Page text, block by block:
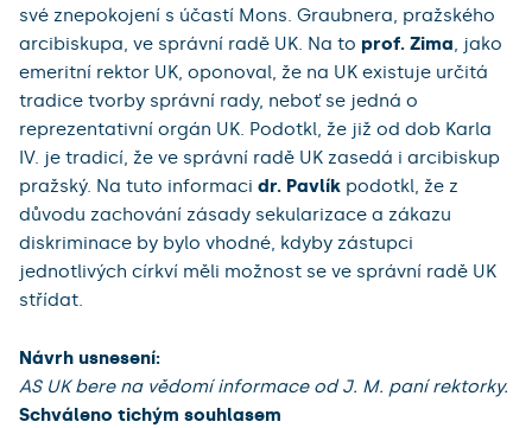
své znepokojení s účastí Mons. Graubnera, pražského
arcibiskupa, ve správní radě UK. Na to prof. Zima, jako
emeritní rektor UK, oponoval, že na UK existuje určitá
tradice tvorby správní rady, neboť se jedná o
reprezentativní orgán UK. Podotkl, že již od dob Karla
IV. je tradicí, že ve správní radě UK zasedá i arcibiskup
pražský. Na tuto informaci dr. Pavlík podotkl, že z
důvodu zachování zásady sekularizace a zákazu
diskriminace by bylo vhodné, kdyby zástupci
jednotlivých církví měli možnost se ve správní radě UK
střídat.
Návrh usnesení:
AS UK bere na vědomí informace od J. M. paní rektorky.
Schváleno tichým souhlasem